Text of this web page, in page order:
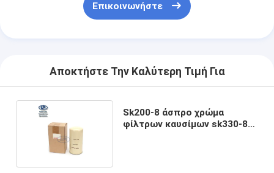
Επικοινωνήστε
Αποκτήστε Την Καλύτερη Τιμή Για
Sk200-8 άσπρο χρώμα
φίλτρων καυσίμων sk330-8